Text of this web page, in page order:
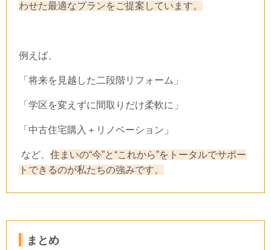
わせた最適なプランをご提案しています。
例えば、
「将来を見越した二段階リフォーム」
「学区を変えずに間取りだけ柔軟に」
「中古住宅購入＋リノベーション」
など、 住まいの“今”と“これから”をトータルでサポー
トできるのが私たちの強みです。
まとめ